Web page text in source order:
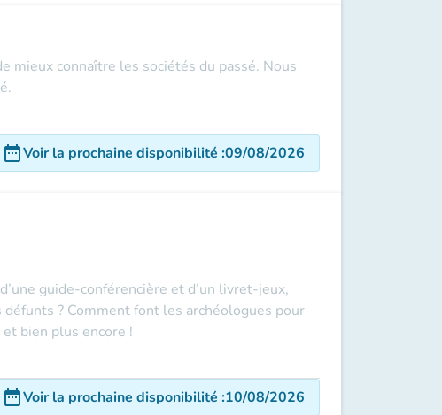
mieux connaître les sociétés du passé. Nous
date_rangeVoir la prochaine disponibilité :09/08/2026
guide-conférencière et d’un livret-jeux,
? Comment font les archéologues pour
bien plus encore !
date_rangeVoir la prochaine disponibilité :10/08/2026